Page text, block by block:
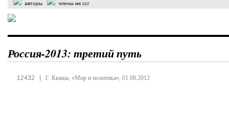
авторы члены мк ссг
Россия-2013: третий путь
12432 Г. Кваша, «Мир и политика», 01.08.2012